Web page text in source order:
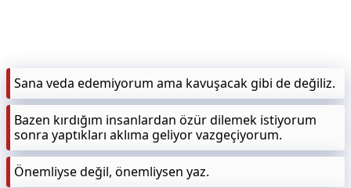
Sana veda edemiyorum ama kavuşacak gibi de değiliz.
Bazen kırdığım insanlardan özür dilemek istiyorum
sonra yaptıkları aklıma geliyor vazgeçiyorum.
Önemliyse değil, önemliysen yaz.